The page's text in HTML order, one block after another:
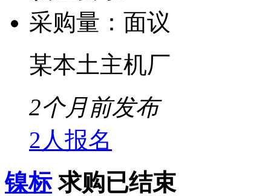
采购量： 面议
某本土主机厂
2个月前发布
2人报名
镍标 求购已结束